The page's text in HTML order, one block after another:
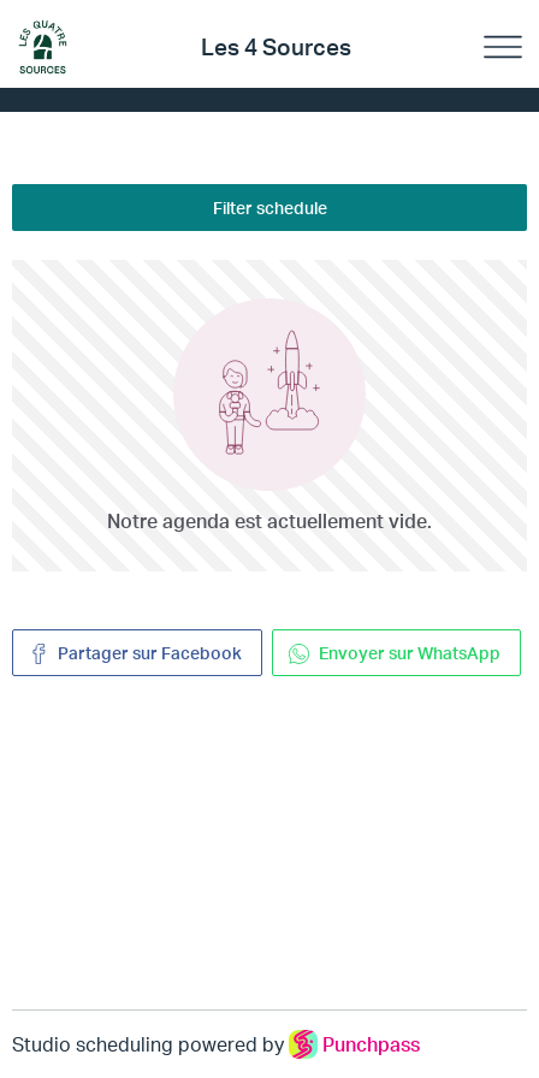
Les 4 Sources
Filter schedule
Notre agenda est actuellement vide.
Partager sur Facebook Envoyer sur WhatsApp
Studio scheduling powered by Punchpass